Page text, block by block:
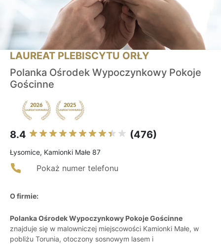
LAUREAT PLEBISCYTU ORŁY
Polanka Ośrodek Wypoczynkowy Pokoje
Gościnne
8.4 (476)
Łysomice, Kamionki Małe 87
Pokaż numer telefonu
O firmie:
Polanka Ośrodek Wypoczynkowy Pokoje Gościnne
znajduje się w malowniczej miejscowości Kamionki Małe, w
pobliżu Torunia, otoczony sosnowym lasem i